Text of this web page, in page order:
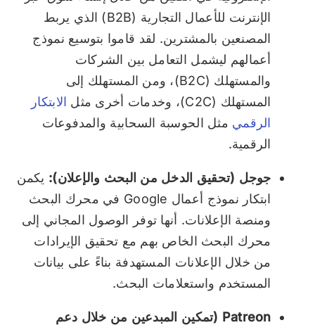
الإنترنت للأعمال التجارية (B2B) الذي يربط
المصنعين بالمشترين. لقد قاموا بتوسيع نموذج
أعمالهم ليشمل التعامل بين الشركات
والمستهلك (B2C)، ومن المستهلك إلى
المستهلك (C2C)، وخدمات أخرى مثل
الابتكار
الرقمي مثل الحوسبة السحابية والمدفوعات
الرقمية.
جوجل (تحقيق الدخل من البحث والإعلان): يكمن
ابتكار نموذج أعمال Google في محرك البحث
ومنصة الإعلانات. أنها توفر الوصول المجاني إلى
محرك البحث الخاص بهم مع تحقيق الإيرادات
من خلال الإعلانات المستهدفة بناءً على بيانات
المستخدم واستعلامات البحث.
Patreon (تمكين المبدعين من خلال دعم